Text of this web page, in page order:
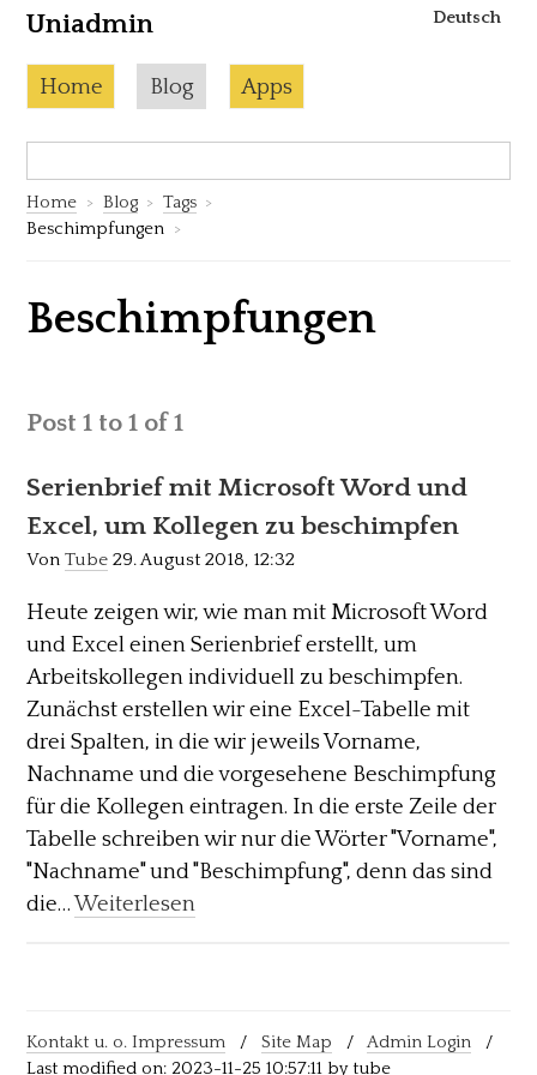
Uniadmin Deutsch
Skip to content
Home Current page:
Blog Apps
Home Blog
Tags
Beschimpfungen
Beschimpfungen
Post 1 to 1 of 1
Serienbrief mit Microsoft Word und
Excel, um Kollegen zu beschimpfen
VonTube 29. August 2018, 12:32
Heute zeigen wir, wie man mit Microsoft Word
und Excel einen Serienbrief erstellt, um
Arbeitskollegen individuell zu beschimpfen.
Zunächst erstellen wir eine Excel-Tabelle mit
drei Spalten, in die wir jeweils Vorname,
Nachname und die vorgesehene Beschimpfung
für die Kollegen eintragen. In die erste Zeile der
Tabelle schreiben wir nur die Wörter "Vorname",
"Nachname" und "Beschimpfung", denn das sind
die…Weiterlesen
Kontakt u. o. Impressum /Site Map /Admin Login /
Last modified on: 2023-11-25 10:57:11 by tube